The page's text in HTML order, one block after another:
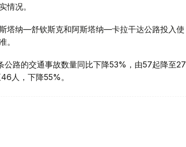
情况。
塔纳—舒钦斯克和阿斯塔纳—卡拉干达公路投入使
。
路的交通事故数量同比下降53%，由57起降至27
人，下降55%。